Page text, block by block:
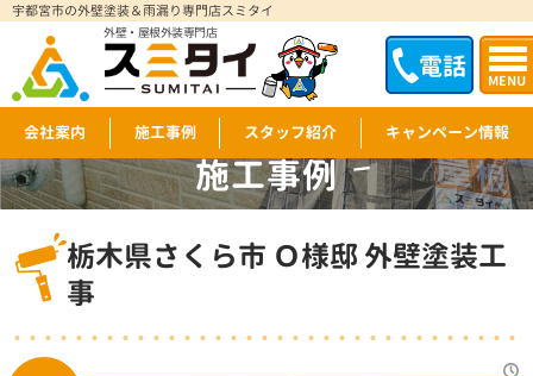
電話 MENU
宇都宮市の外壁塗装＆雨漏り専門店スミタイ
外壁・屋根外装専門店
会社案内 施工事例 スタッフ紹介 キャンペーン情報
施工事例
WORKS
栃木県さくら市 Ｏ様邸 外壁塗装工
事